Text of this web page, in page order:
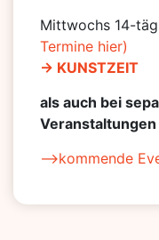
Mittwochs 14-
Termine hier)
-> KUNSTZEIT
als auch bei
Veranstaltungen
–>kommende